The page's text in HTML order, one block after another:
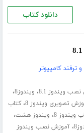
دانلود کتاب
کامپیوتر
ویندوز 8.1 ، ویندوز8 ،
تصویری ویندوز 8 ،کتاب
ویندوز 8 ، ویندوز هشت،
،آموزش نصب ویندوز